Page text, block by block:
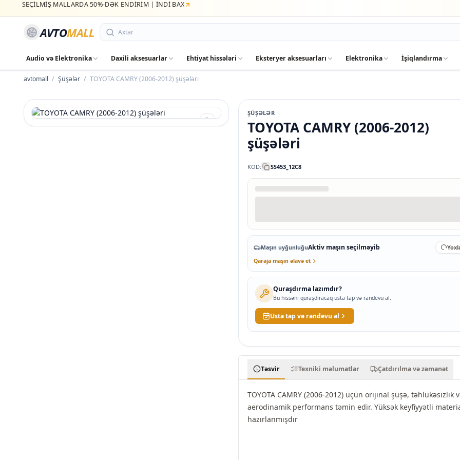
SEÇİLMİŞ MALLARDA 50%-DƏK ENDİRİM | İNDİ BAX
AVTOMALL
Audio və Elektronika Daxili aksesuarlar Ehtiyat hissələri Eksteryer aksesuarları Elektronika İşiqlandırma
avtomall / Şüşələr / TOYOTA CAMRY (2006-2012) şüşələri
ŞÜŞƏLƏR
TOYOTA CAMRY (2006-2012)
şüşələri
KOD: SS453_12C8
Maşın uyğunluğuAktiv maşın seçilməyib
Qaraja maşın əlavə et
Quraşdırma lazımdır?
Bu hissəni quraşdıracaq usta tap və randevu al.
Usta tap və randevu al
Təsvir Texniki məlumatlar Çatdırılma və zəmanət
TOYOTA CAMRY (2006-2012) üçün orijinal şüşə, təhlükəsizlik
aerodinamik performans təmin edir. Yüksək keyfiyyətli
hazırlanmışdır